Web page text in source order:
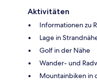
Aktivitäten
Informationen zu
Lage in
Golf in der Nähe
Wander- und
Mountainbiken in